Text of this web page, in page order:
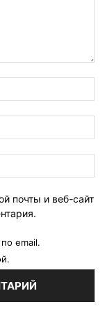
почты и веб-сайт
email.